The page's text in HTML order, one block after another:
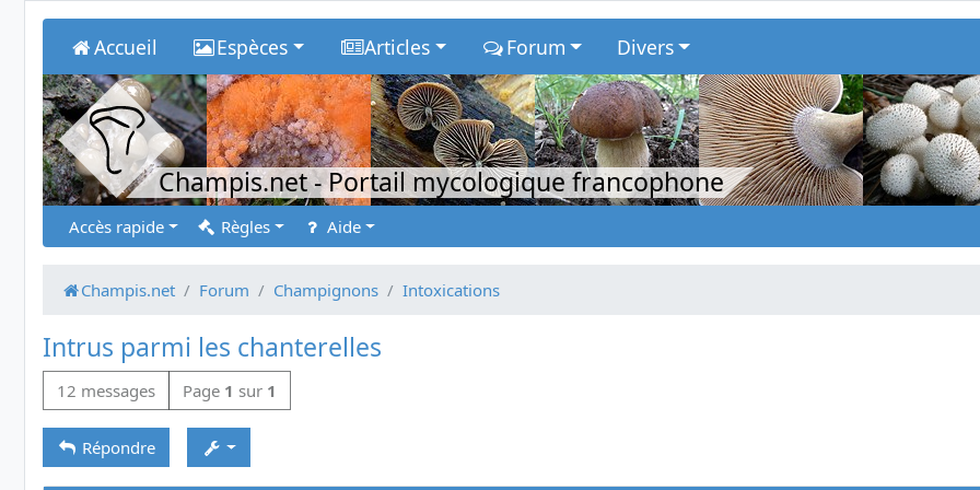
Accueil Espèces Articles Forum Divers
Champis.net- Portail mycologique francophone
Accès rapide Règles Aide
Champis.net Forum Champignons Intoxications
Intrus parmi les chanterelles
12 messages Page 1 sur 1
Répondre